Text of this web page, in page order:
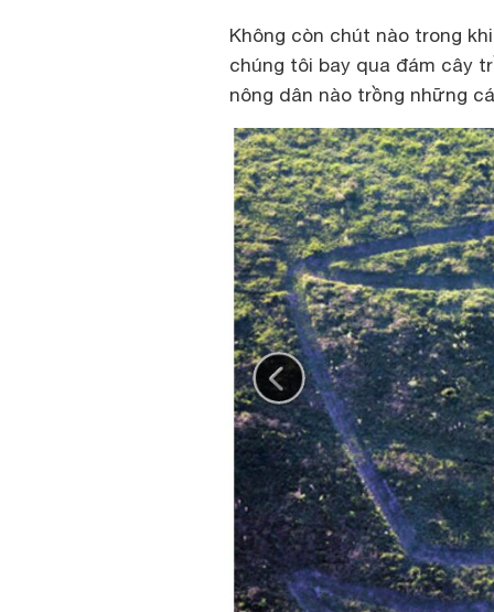
Không còn chút nào trong
chúng tôi bay qua đám cây
nông dân nào trồng những